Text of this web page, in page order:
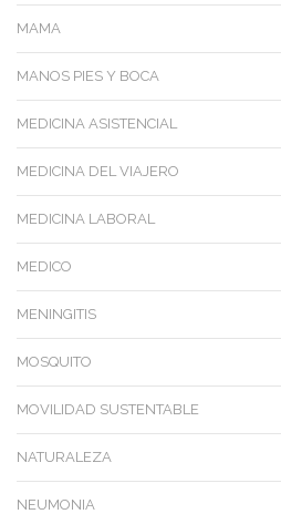
MAMA
MANOS PIES Y BOCA
MEDICINA ASISTENCIAL
MEDICINA DEL VIAJERO
MEDICINA LABORAL
MEDICO
MENINGITIS
MOSQUITO
MOVILIDAD SUSTENTABLE
NATURALEZA
NEUMONIA